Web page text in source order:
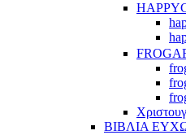
ΒΙΒΛΙΑ